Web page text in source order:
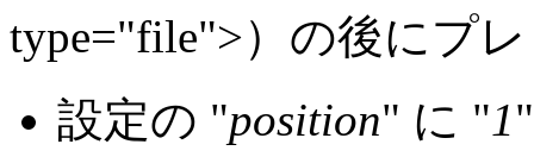
type="file">）の後にプ
設定の "position" に "1